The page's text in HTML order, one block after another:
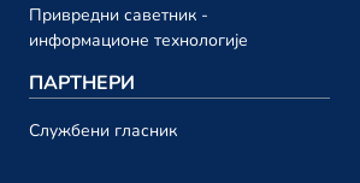
13. октобар
септембар 2023.
Привредни саветник ТВ 191
Привредни саветник -
информационе технологије
ПАРТНЕРИ
Службени гласник